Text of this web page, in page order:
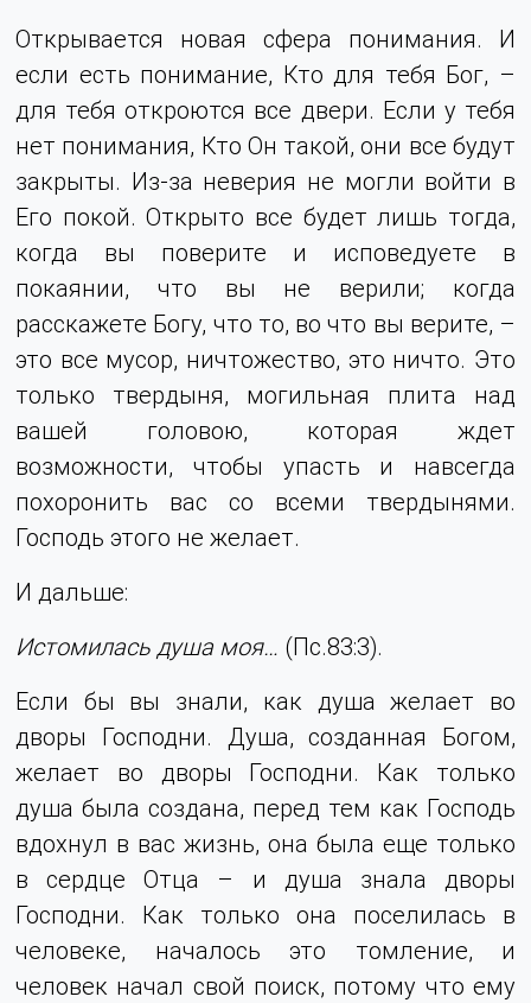
Открывается новая сфера понимания. И
если есть понимание, Кто для тебя Бог, –
для тебя откроются все двери. Если у тебя
нет понимания, Кто Он такой, они все будут
закрыты. Из-за неверия не могли войти в
Его покой. Открыто все будет лишь тогда,
когда вы поверите и исповедуете в
покаянии, что вы не верили; когда
расскажете Богу, что то, во что вы верите, –
это все мусор, ничтожество, это ничто. Это
только твердыня, могильная плита над
вашей головою, которая ждет
возможности, чтобы упасть и навсегда
похоронить вас со всеми твердынями.
Господь этого не желает.
И дальше:
Истомилась душа моя… (Пс.83:3).
Если бы вы знали, как душа желает во
дворы Господни. Душа, созданная Богом,
желает во дворы Господни. Как только
душа была создана, перед тем как Господь
вдохнул в вас жизнь, она была еще только
в сердце Отца – и душа знала дворы
Господни. Как только она поселилась в
человеке, началось это томление, и
человек начал свой поиск, потому что ему